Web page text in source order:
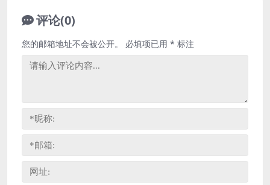
评论(0)
您的邮箱地址不会被公开。 必填项已用 * 标注